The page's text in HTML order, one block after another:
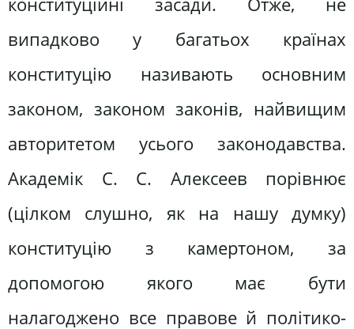
випадково у багатьох країнах
конституцію називають основним
законом, законом законів, найвищим
авторитетом усього законодавства.
Академік С. С. Алексеев порівнює
(цілком слушно, як на нашу думку)
конституцію з камертоном, за
допомогою якого має бути
налагоджено все правове й політико-